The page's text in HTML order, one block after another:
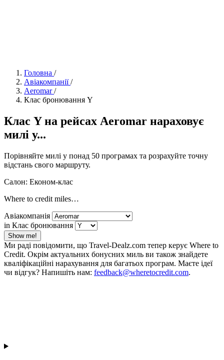
Головна /
Авіакомпанії /
Aeromar /
Клас бронювання Y
Клас Y на рейсах Aeromar нараховує
милі у...
Порівняйте милі у понад 50 програмах та розрахуйте точну
відстань свого маршруту.
Салон: Економ-клас
Where to credit miles…
Авіакомпанія
in Клас бронювання
Show me!
Ми раді повідомити, що Travel-Dealz.com тепер керує Where to
Credit. Окрім актуальних бонусних миль ви також знайдете
кваліфікаційні нарахування для багатьох програм. Маєте ідеї
чи відгук? Напишіть нам: feedback@wheretocredit.com.